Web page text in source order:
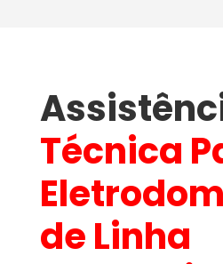
Técnica
de Linha